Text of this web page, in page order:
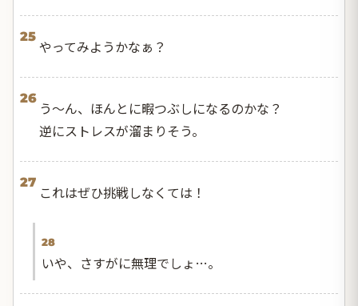
25
やってみようかなぁ？
26
う〜ん、ほんとに暇つぶしになるのかな？
逆にストレスが溜まりそう。
27
これはぜひ挑戦しなくては！
28
いや、さすがに無理でしょ…。